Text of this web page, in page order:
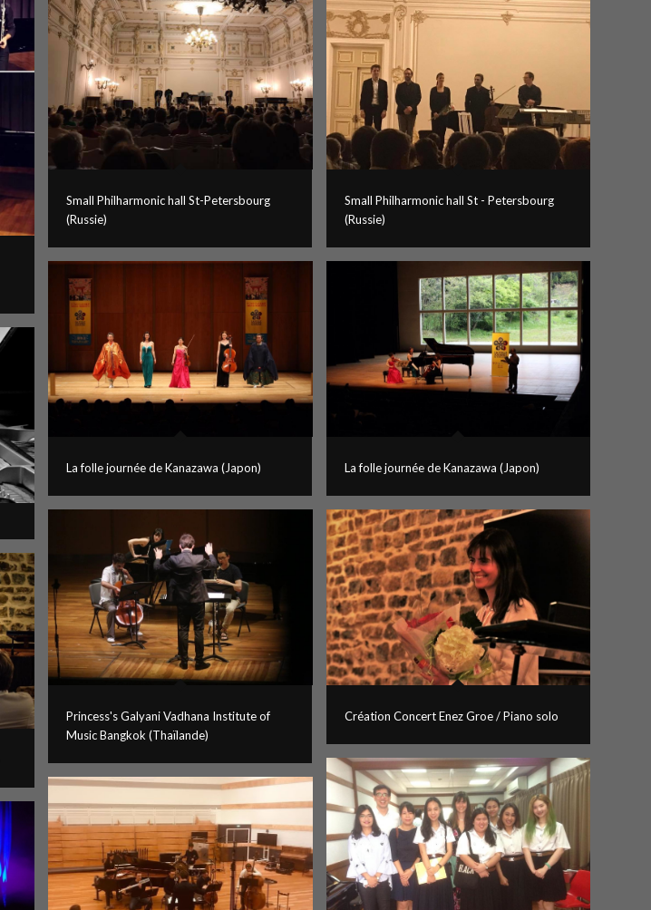
Small Philharmonic hall St-Petersbourg
(Russie)
Small Philharmonic hall St - Petersbourg
(Russie)
La folle journée de Kanazawa (Japon) La folle journée de Kanazawa (Japon)
Princess's Galyani Vadhana Institute of
Music Bangkok (Thaïlande)
Création Concert Enez Groe / Piano solo